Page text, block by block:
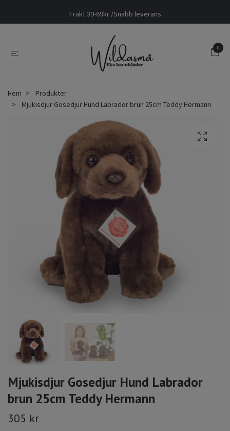
Frakt 39-69kr /Snabb leverans
0
Hem
Produkter
Mjukisdjur Gosedjur Hund Labrador brun 25cm Teddy Hermann
Mjukisdjur Gosedjur Hund Labrador
brun 25cm Teddy Hermann
305 kr